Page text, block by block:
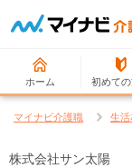
ホーム 初めて
マイナビ介護職 生活
株式会社サン太陽